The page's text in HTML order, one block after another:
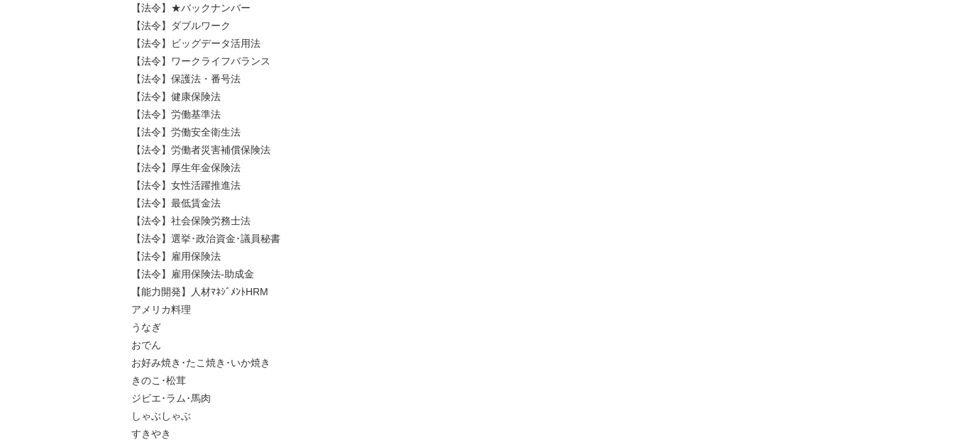
【法令】★バックナンバー
【法令】ダブルワーク
【法令】ビッグデータ活用法
【法令】ワークライフバランス
【法令】保護法・番号法
【法令】健康保険法
【法令】労働基準法
【法令】労働安全衛生法
【法令】労働者災害補償保険法
【法令】厚生年金保険法
【法令】女性活躍推進法
【法令】最低賃金法
【法令】社会保険労務士法
【法令】選挙･政治資金･議員秘書
【法令】雇用保険法
【法令】雇用保険法-助成金
【能力開発】人材ﾏﾈｼﾞﾒﾝﾄHRM
アメリカ料理
うなぎ
おでん
お好み焼き･たこ焼き･いか焼き
きのこ･松茸
ジビエ･ラム･馬肉
しゃぶしゃぶ
すきやき